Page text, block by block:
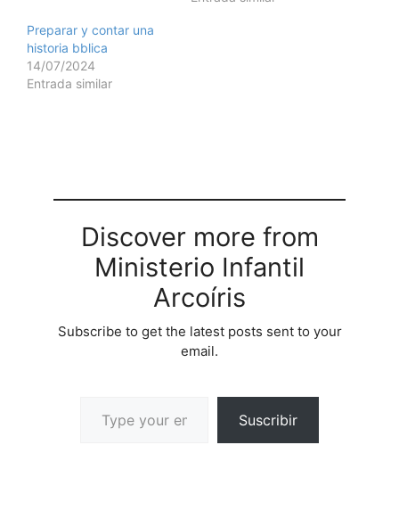
Preparar y contar una
historia bblica
14/07/2024
Entrada similar
Discover more from
Ministerio Infantil
Arcoíris
Subscribe to get the latest posts sent to your
email.
Suscribir